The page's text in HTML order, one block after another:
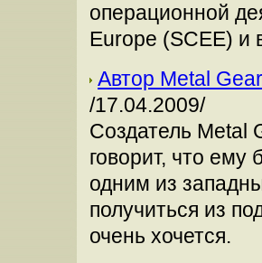
операционной
Europe (SCEE) и
Автор Metal
/17.04.2009/
Создатель Metal
говорит, что ему
одним из
получиться из
очень хочется.